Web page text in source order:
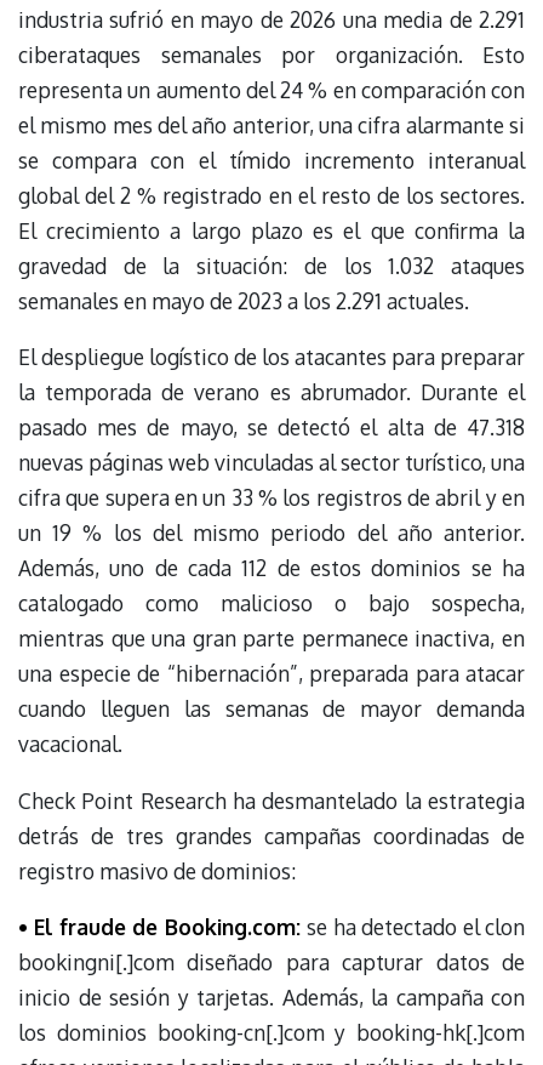
industria sufrió en mayo de 2026 una media de 2.291
ciberataques semanales por organización. Esto
representa un aumento del 24 % en comparación con
el mismo mes del año anterior, una cifra alarmante si
se compara con el tímido incremento interanual
global del 2 % registrado en el resto de los sectores.
El crecimiento a largo plazo es el que confirma la
gravedad de la situación: de los 1.032 ataques
semanales en mayo de 2023 a los 2.291 actuales.
El despliegue logístico de los atacantes para preparar
la temporada de verano es abrumador. Durante el
pasado mes de mayo, se detectó el alta de 47.318
nuevas páginas web vinculadas al sector turístico, una
cifra que supera en un 33 % los registros de abril y en
un 19 % los del mismo periodo del año anterior.
Además, uno de cada 112 de estos dominios se ha
catalogado como malicioso o bajo sospecha,
mientras que una gran parte permanece inactiva, en
una especie de “hibernación”, preparada para atacar
cuando lleguen las semanas de mayor demanda
vacacional.
Check Point Research ha desmantelado la estrategia
detrás de tres grandes campañas coordinadas de
registro masivo de dominios:
• El fraude de Booking.com:se ha detectado el clon
bookingni[.]com diseñado para capturar datos de
inicio de sesión y tarjetas. Además, la campaña con
los dominios booking-cn[.]com y booking-hk[.]com